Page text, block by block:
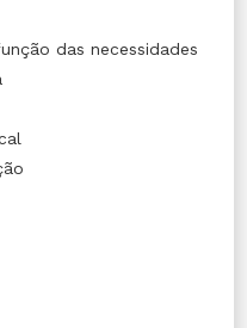
das necessidades